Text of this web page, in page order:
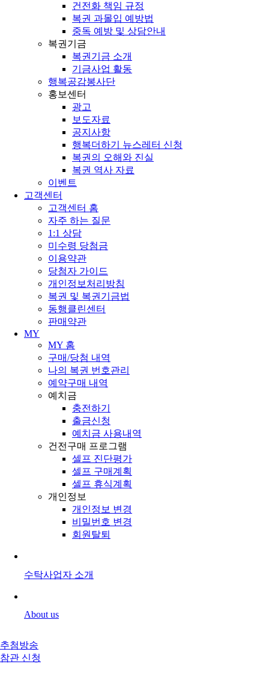
건전화 책임 규정
복권 과몰입 예방법
중독 예방 및 상담안내
복권기금
복권기금 소개
기금사업 활동
행복공감봉사단
홍보센터
광고
보도자료
공지사항
행복더하기 뉴스레터 신청
복권의 오해와 진실
복권 역사 자료
이벤트
고객센터
고객센터 홈
자주 하는 질문
1:1 상담
미수령 당첨금
이용약관
당첨자 가이드
개인정보처리방침
복권 및 복권기금법
동행클린센터
판매약관
MY
MY 홈
구매/당첨 내역
나의 복권 번호관리
예약구매 내역
예치금
충전하기
출금신청
예치금 사용내역
건전구매 프로그램
셀프 진단평가
셀프 구매계획
셀프 휴식계획
개인정보
개인정보 변경
비밀번호 변경
회원탈퇴
수탁사업자 소개
About us
추첨방송
참관 신청